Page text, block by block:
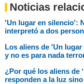
Noticias
'Un lugar en silencio':
interpretó a dos
Los aliens de 'Un
y no es para nada
¿Por qué los aliens de
responden a la luz